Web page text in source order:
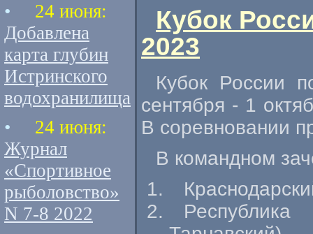
• 24 июня:
Добавлена
карта глубин
Истринского
водохранилища
• 24 июня:
Журнал
«Спортивное
рыболовство»
N 7-8 2022
Кубок
2023
Кубок России
сентября - 1
В соревновании
В командном